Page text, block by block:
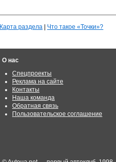
Карта раздела Что такое «Точки»?
О нас
Спецпроекты
Реклама на сайте
Контакты
Наша команда
Обратная связь
Пользовательское соглашение